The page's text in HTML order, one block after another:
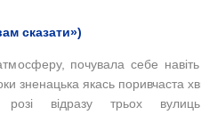
сказати»)
почувала себе
зненацька якась поривчаста
відразу трьох